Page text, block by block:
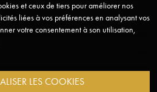
arrow_drop_down
et ceux de tiers pour améliorer nos
liées à vos préférences en analysant vos
votre consentement à son utilisation,
LES COOKIES